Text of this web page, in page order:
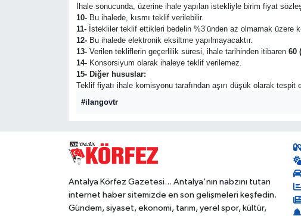
İhale sonucunda, üzerine ihale yapılan istekliyle birim fiyat
10-Bu ihalede, kısmı teklif verilebilir.
11-İstekliler teklif ettikleri bedelin %3’ünden az olmamak üzere
12-Bu ihalede elektronik eksiltme yapılmayacaktır.
13-Verilen tekliflerin geçerlilik süresi, ihale tarihinden itibaren 60
14-Konsorsiyum olarak ihaleye teklif verilemez.
15- Diğer hususlar:
Teklif fiyatı ihale komisyonu tarafından aşırı düşük olarak
#ilangovtr
Antalya Körfez Gazetesi... Antalya'nın nabzını tutan
internet haber sitemizde en son gelişmeleri keşfedin.
Gündem, siyaset, ekonomi, tarım, yerel spor, kültür,